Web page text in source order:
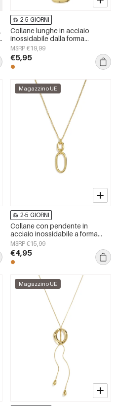
2-5 GIORNI
Collane lunghe in acciaio
inossidabile dalla forma
geometrica, semplici, della serie
Simple, perfette per tutti i giorni.
Gioielli da donna.
MSRP €19,99
€5,95
Magazzino UE
2-5 GIORNI
Collane con pendente in
acciaio inossidabile a forma
ellittica, semplici, della serie
Simple Daily, gioielli da donna.
MSRP €15,99
€4,95
Magazzino UE